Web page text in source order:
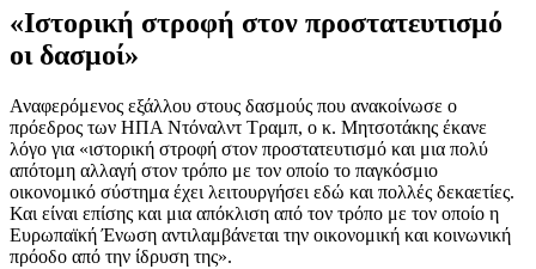
«Ιστορική στροφή στον προστατευτισμό
οι δασμοί»
Αναφερόμενος εξάλλου στους δασμούς που ανακοίνωσε ο
πρόεδρος των ΗΠΑ Ντόναλντ Τραμπ, ο κ. Μητσοτάκης έκανε
λόγο για «ιστορική στροφή στον προστατευτισμό και μια πολύ
απότομη αλλαγή στον τρόπο με τον οποίο το παγκόσμιο
οικονομικό σύστημα έχει λειτουργήσει εδώ και πολλές δεκαετίες.
Και είναι επίσης και μια απόκλιση από τον τρόπο με τον οποίο η
Ευρωπαϊκή Ένωση αντιλαμβάνεται την οικονομική και κοινωνική
πρόοδο από την ίδρυση της».